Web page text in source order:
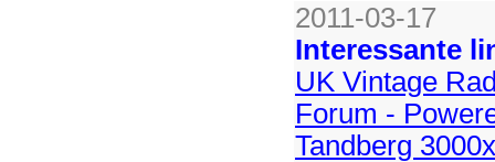
2011-03-17
Interessante
UK Vintage
Forum -
Tandberg